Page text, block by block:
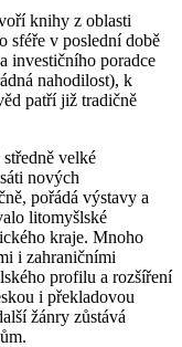
knihy z oblasti
sféře v poslední době
investičního poradce
nahodilost), k
patří již tradičně
velké
nových
pořádá výstavy a
litomyšlské
kraje. Mnoho
i zahraničními
profilu a rozšíření
i překladovou
žánry zůstává